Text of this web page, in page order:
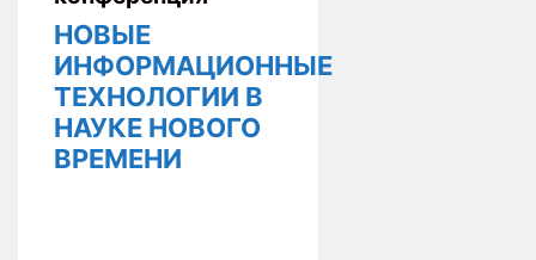
НОВЫЕ
ИНФОРМАЦИОННЫЕ
ТЕХНОЛОГИИ В
НАУКЕ НОВОГО
ВРЕМЕНИ